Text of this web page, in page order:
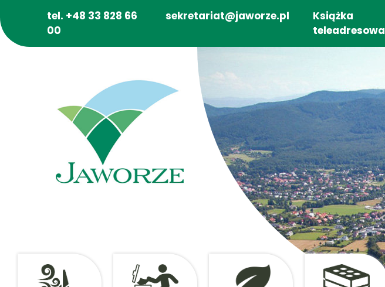
tel. +48 33 828 66
00
sekretariat@jaworze.pl
Książka
teleadresowa